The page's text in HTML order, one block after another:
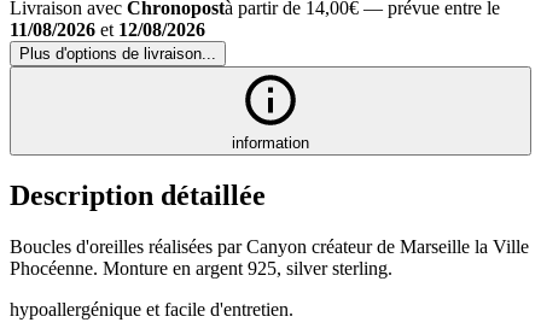
Livraison avec Chronopostà partir de 14,00€ — prévue entre le
11/08/2026 et 12/08/2026
Plus d'options de livraison...
information
Description détaillée
Boucles d'oreilles réalisées par Canyon créateur de Marseille la Ville
Phocéenne. Monture en argent 925, silver sterling.
hypoallergénique et facile d'entretien.